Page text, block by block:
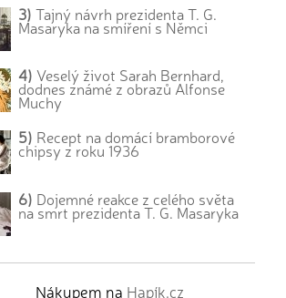
3) Tajný návrh prezidenta T. G.
Masaryka na smíření s Němci
4) Veselý život Sarah Bernhard,
dodnes známé z obrazů Alfonse
Muchy
5) Recept na domácí bramborové
chipsy z roku 1936
6) Dojemné reakce z celého světa
na smrt prezidenta T. G. Masaryka
Nákupem na Hapík.cz